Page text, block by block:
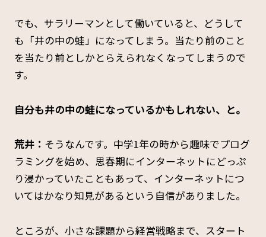
でも、サラリーマンとして働いていると、どうして
も「井の中の蛙」になってしまう。当たり前のこと
を当たり前としかとらえられなくなってしまうので
す。
――自分も井の中の蛙になっているかもしれない、と。
荒井： そうなんです。中学1年の時から趣味でプログ
ラミングを始め、思春期にインターネットにどっぷ
り浸かっていたこともあって、インターネットにつ
いてはかなり知見があるという自信がありました。
ところが、小さな課題から経営戦略まで、スタート